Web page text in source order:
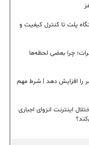
پلت تا کنترل کیفیت و
چرا بعضی لحظه‌ها
را افزایش دهد | شرط مهم
اینترنت انزوای اجباری